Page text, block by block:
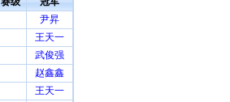
尹昇
王天一
武俊强
赵鑫鑫
王天一